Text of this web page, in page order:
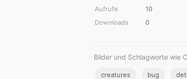
Aufrufe
10
Downloads
0
Bilder und Schlagworte wie
creatures bug